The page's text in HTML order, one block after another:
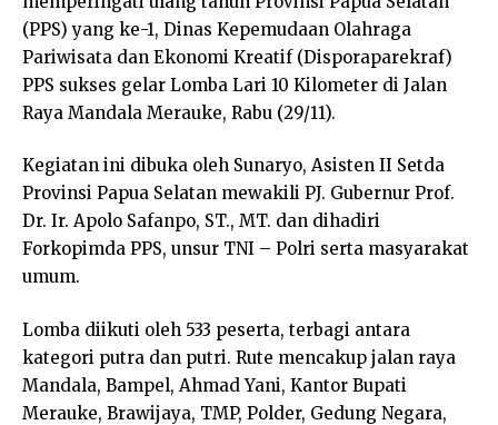
(PPS) yang ke-1, Dinas Kepemudaan Olahraga
Pariwisata dan Ekonomi Kreatif (Disporaparekraf)
PPS sukses gelar Lomba Lari 10 Kilometer di Jalan
Raya Mandala Merauke, Rabu (29/11).
Kegiatan ini dibuka oleh Sunaryo, Asisten II Setda
Provinsi Papua Selatan mewakili PJ. Gubernur Prof.
Dr. Ir. Apolo Safanpo, ST., MT. dan dihadiri
Forkopimda PPS, unsur TNI – Polri serta masyarakat
umum.
Lomba diikuti oleh 533 peserta, terbagi antara
kategori putra dan putri. Rute mencakup jalan raya
Mandala, Bampel, Ahmad Yani, Kantor Bupati
Merauke, Brawijaya, TMP, Polder, Gedung Negara,